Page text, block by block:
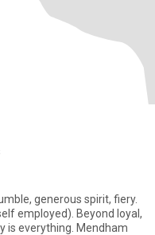
generous spirit, fiery.
employed). Beyond loyal,